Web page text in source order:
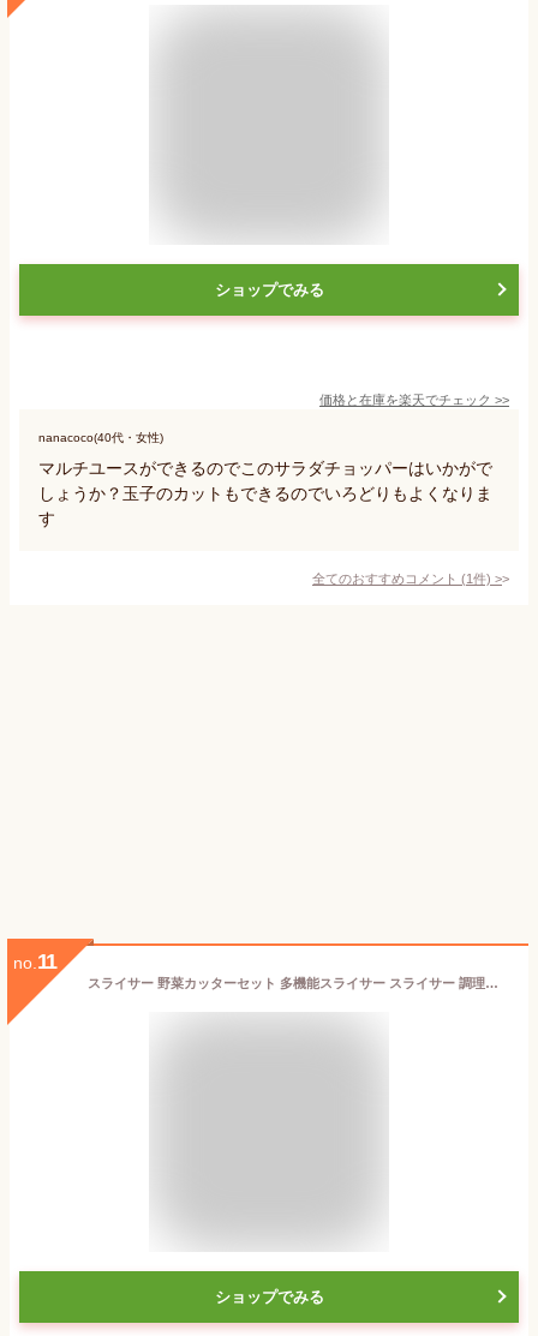
ショップでみる
価格と在庫を楽天でチェック >>
nanacoco(40代・女性)
マルチユースができるのでこのサラダチョッパーはいかがで
しょうか？玉子のカットもできるのでいろどりもよくなりま
す
全てのおすすめコメント (1件) >
no. 11
スライサー 野菜カッターセット 多機能スライサー スライサー 調理器具 キッチン用品 スライサーセット キャベツスライサー チョップドカッター 野菜チョッパー 千切り 細切り 花型切り 太切り スライス 調理器 野菜 水切り器 サラダスピナー スーパーセール
ショップでみる